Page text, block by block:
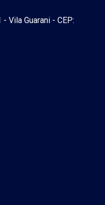
Vila Guarani - CEP: